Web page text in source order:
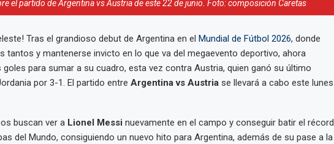
el partido de Argentina vs Austria de este 22 de junio. Foto: composición Caretas
Tras el grandioso debut de Argentina en el Mundial de Fútbol 2026, donde
tantos y mantenerse invicto en lo que va del megaevento deportivo, ahora
goles para sumar a su cuadro, esta vez contra Austria, quien ganó su último
por 3-1. El partido entre Argentina vs Austriase llevará a cabo este lunes
buscan ver aLionel Messi nuevamente en el campo y conseguir batir el récord
del Mundo, consiguiendo un nuevo hito para Argentina, además de su pase a la